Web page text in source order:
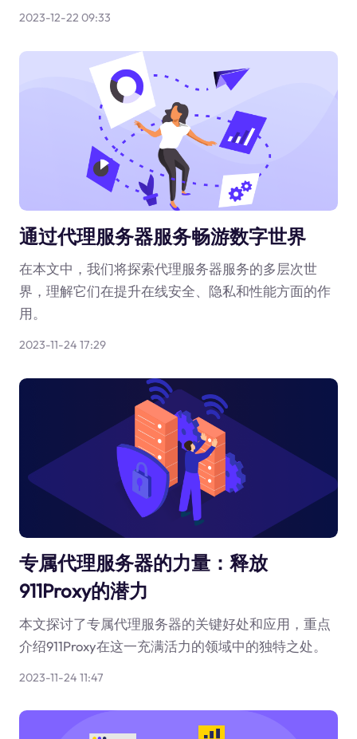
2023-12-22 09:33
通过代理服务器服务畅游数字世界
在本文中，我们将探索代理服务器服务的多层次世
界，理解它们在提升在线安全、隐私和性能方面的作
用。
2023-11-24 17:29
专属代理服务器的力量：释放
911Proxy的潜力
本文探讨了专属代理服务器的关键好处和应用，重点
介绍911Proxy在这一充满活力的领域中的独特之处。
2023-11-24 11:47